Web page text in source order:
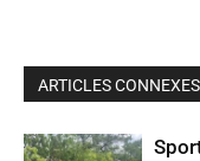
ARTICLES CONNEXES